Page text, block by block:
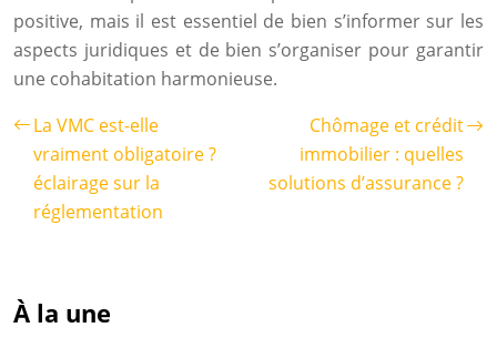
positive, mais il est essentiel de bien s’informer sur les
aspects juridiques et de bien s’organiser pour garantir
une cohabitation harmonieuse.
La VMC est-elle
vraiment obligatoire ?
éclairage sur la
réglementation
Chômage et crédit
immobilier : quelles
solutions d’assurance ?
À la une